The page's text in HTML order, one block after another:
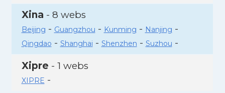
Xina - 8 webs
Beijing - Guangzhou - Kunming - Nanjing -
Qingdao - Shanghai - Shenzhen - Suzhou -
Xipre - 1 webs
XIPRE -